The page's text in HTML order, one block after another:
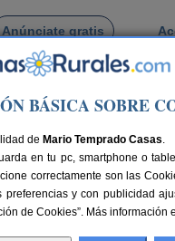
Anúnciate gratis
Armas
BÁSICA SOBRE
de Mario Temprado Casas.
en tu pc, smartphone o
correctamente son las
y con publicidad
de Cookies”. Más información